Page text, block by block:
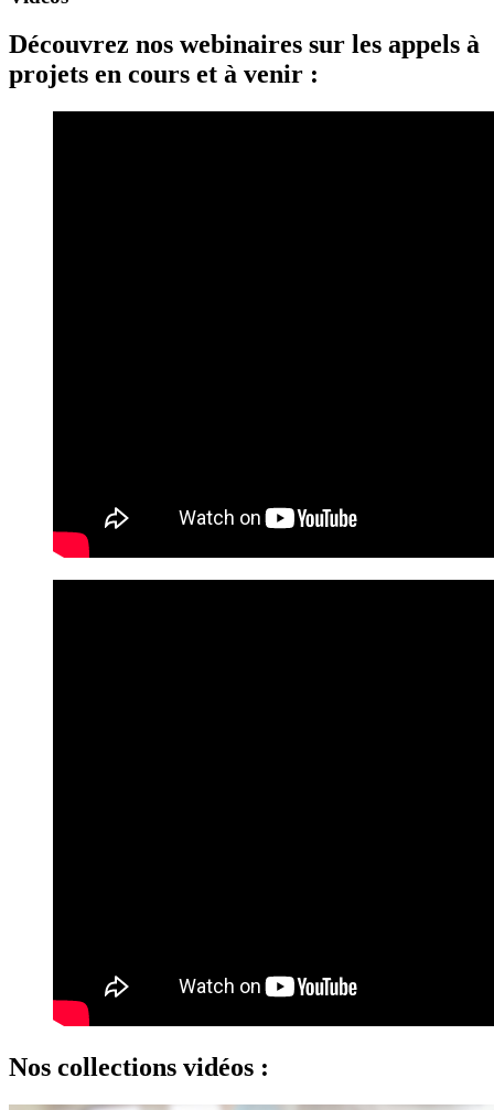
Découvrez nos webinaires sur les appels à
projets en cours et à venir :
Nos collections vidéos :